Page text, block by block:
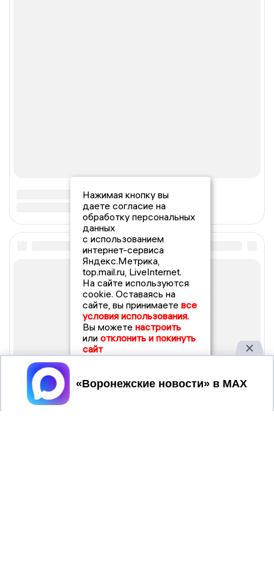
Нажимая кнопку вы
даете согласие на
обработку персональных
данных
с использованием
интернет-сервиса
Яндекс.Метрика,
top.mail.ru, LiveInternet.
На сайте используются
cookie. Оставаясь на
сайте, вы принимаете все
условия использования.
Вы можете настроить
или отклонить и покинуть
сайт
Принять